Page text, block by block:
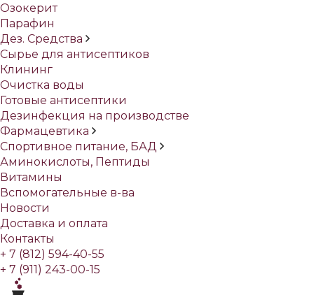
Озокерит
Парафин
Дез. Средства
Сырье для антисептиков
Клининг
Очистка воды
Готовые антисептики
Дезинфекция на производстве
Фармацевтика
Спортивное питание, БАД
Аминокислоты, Пептиды
Витамины
Вспомогательные в-ва
Новости
Доставка и оплата
Контакты
+ 7 (812) 594-40-55
+ 7 (911) 243-00-15